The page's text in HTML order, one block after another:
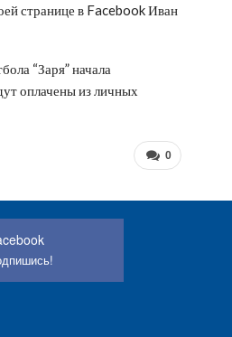
странице в Facebook Иван
“Заря” начала
оплачены из личных
0